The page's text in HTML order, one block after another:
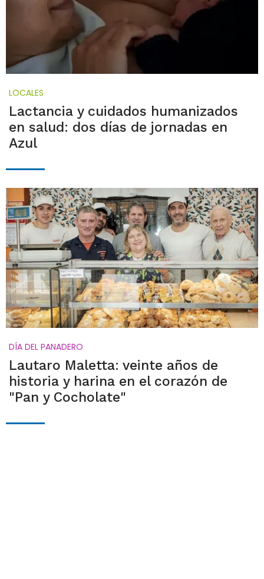
LOCALES
Lactancia y cuidados humanizados
en salud: dos días de jornadas en
Azul
DÍA DEL PANADERO
Lautaro Maletta: veinte años de
historia y harina en el corazón de
"Pan y Cocholate"